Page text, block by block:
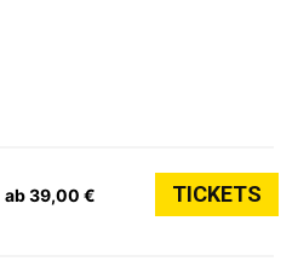
ab 39,00 € TICKETS